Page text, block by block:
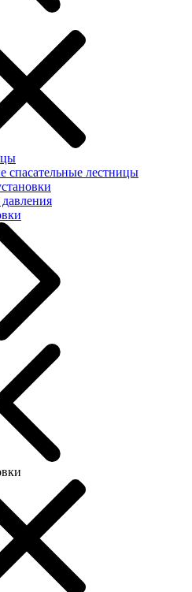
спасательные лестницы